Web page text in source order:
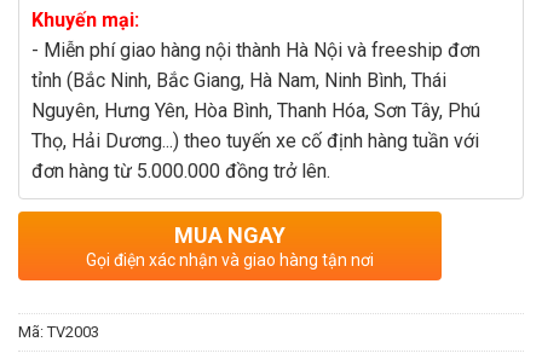
Khuyến mại:
- Miễn phí giao hàng nội thành Hà Nội và freeship đơn
tỉnh (Bắc Ninh, Bắc Giang, Hà Nam, Ninh Bình, Thái
Nguyên, Hưng Yên, Hòa Bình, Thanh Hóa, Sơn Tây, Phú
Thọ, Hải Dương...) theo tuyến xe cố định hàng tuần với
đơn hàng từ 5.000.000 đồng trở lên.
MUA NGAY
Gọi điện xác nhận và giao hàng tận nơi
Mã: TV2003